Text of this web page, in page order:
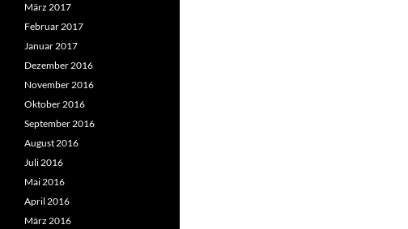
März 2017
Februar 2017
Januar 2017
Dezember 2016
November 2016
Oktober 2016
September 2016
August 2016
Juli 2016
Mai 2016
April 2016
März 2016